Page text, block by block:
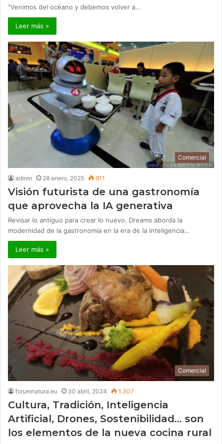
“Venimos del océano y debemos volver a…
Leer más »
Comercial
admin 28 enero, 2025 911
Visión futurista de una gastronomía
que aprovecha la IA generativa
Revisar lo antiguo para crear lo nuevo. Dreams aborda la
modernidad de la gastronomía en la era de la Inteligencia…
Leer más »
Comercial
forumnatura.eu 30 abril, 2024 1.307
Cultura, Tradición, Inteligencia
Artificial, Drones, Sostenibilidad… son
los elementos de la nueva cocina rural